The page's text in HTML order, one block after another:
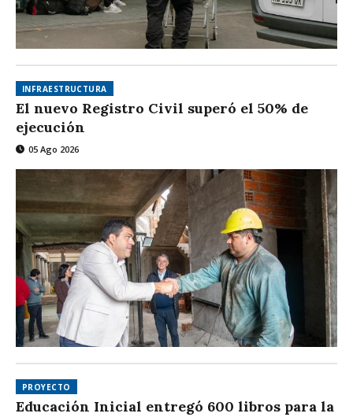
INFRAESTRUCTURA
El nuevo Registro Civil superó el 50% de
ejecución
05 Ago 2026
PROYECTO
Educación Inicial entregó 600 libros para la